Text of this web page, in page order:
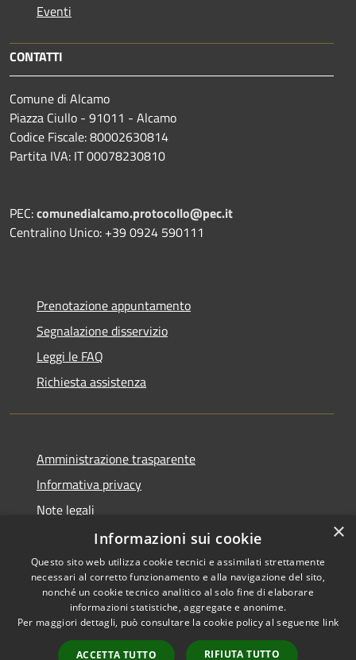
Eventi
CONTATTI
Comune di Alcamo
Piazza Ciullo - 91011 - Alcamo
Codice Fiscale: 80002630814
Partita IVA: IT 00078230810
PEC:comunedialcamo.protocollo@pec.it
Centralino Unico: +39 0924 590111
Prenotazione appuntamento
Segnalazione disservizio
Leggi le FAQ
Richiesta assistenza
Amministrazione trasparente
Informativa privacy
Note legali
Dichiarazione di accessibilità
RSS
Accessibilità
Copyright © 2026 • Comune di
Alcamo • Powered by
Municipium• Accesso
×
Informazioni sui cookie
Questo sito web utilizza cookie tecnici e assimilati strettamente
necessari al corretto funzionamento e alla navigazione del sito,
nonché un cookie tecnico analitico al solo fine di elaborare
informazioni statistiche, aggregate e anonime.
Per maggiori dettagli, può consultare la cookie policy al seguente link
ACCETTA TUTTO RIFIUTA TUTTO